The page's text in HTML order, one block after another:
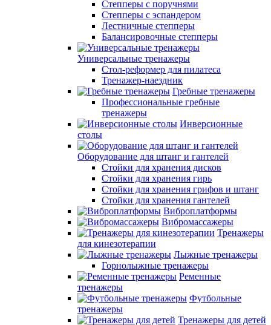
Степперы с поручнями
Степперы с эспандером
Лестничные степперы
Балансировочные степперы
Универсальные тренажеры
Стол-реформер для пилатеса
Тренажер-наездник
Гребные тренажеры
Профессиональные гребные
тренажеры
Инверсионные
столы
Оборудование для штанг и гантелей
Стойки для хранения дисков
Стойки для хранения гирь
Стойки для хранения грифов и штанг
Стойки для хранения гантелей
Виброплатформы
Вибромассажеры
Тренажеры
для кинезотерапии
Лыжные тренажеры
Горнолыжные тренажеры
Ременные
тренажеры
Футбольные
тренажеры
Тренажеры для детей